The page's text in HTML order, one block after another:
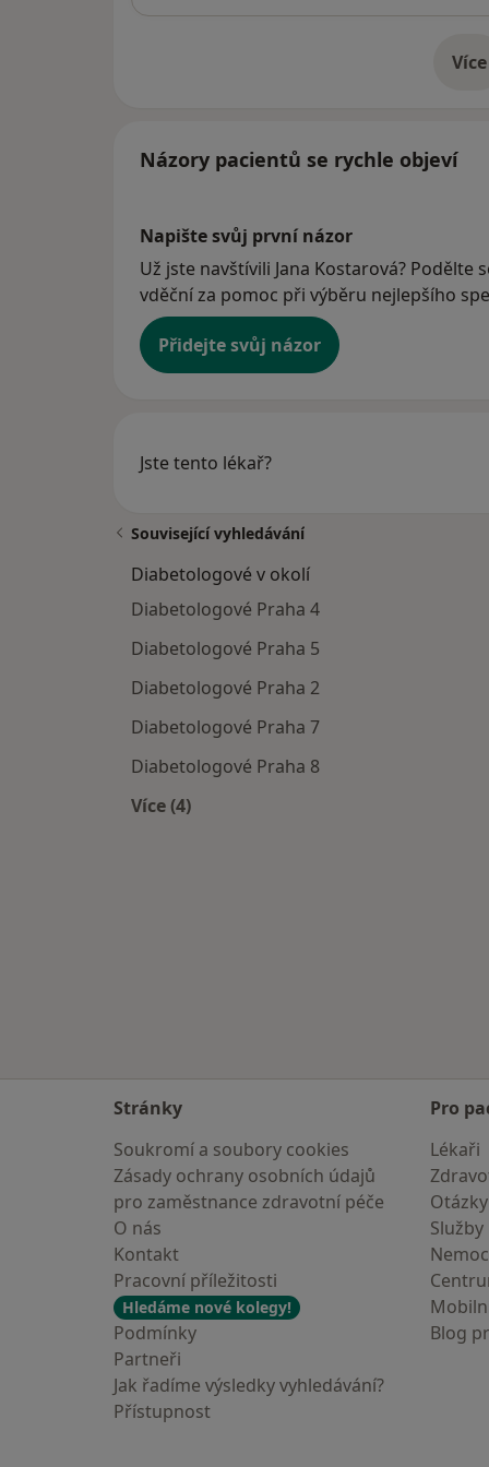
Více
o
Názory pacientů se rychle objeví
Napište svůj první názor
Už jste navštívili Jana Kostarová?
vděční za pomoc při výběru nejlepšího
Přidejte svůj názor
Jste tento lékař?
Související vyhledávání
Diabetologové v okolí
Diabetologové Praha 4
Diabetologové Praha 5
Diabetologové Praha 2
Diabetologové Praha 7
Diabetologové Praha 8
Více (4)
Stránky
Soukromí a soubory cookies
Zásady ochrany osobních údajů
pro zaměstnance zdravotní péče
O nás
Kontakt
Pracovní příležitosti
Hledáme nové kolegy!
Podmínky
Partneři
Jak řadíme výsledky vyhledávání?
Přístupnost
Pro
Lékaři
Služby
Blog